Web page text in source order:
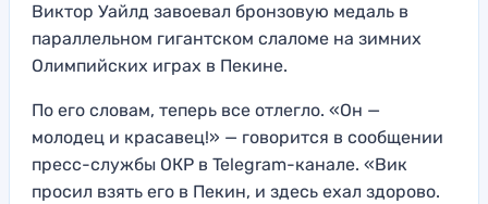
Виктор Уайлд завоевал бронзовую медаль в
параллельном гигантском слаломе на зимних
Олимпийских играх в Пекине.
По его словам, теперь все отлегло. «Он —
молодец и красавец!» — говорится в сообщении
пресс-службы ОКР в Telegram-канале. «Вик
просил взять его в Пекин, и здесь ехал здорово.